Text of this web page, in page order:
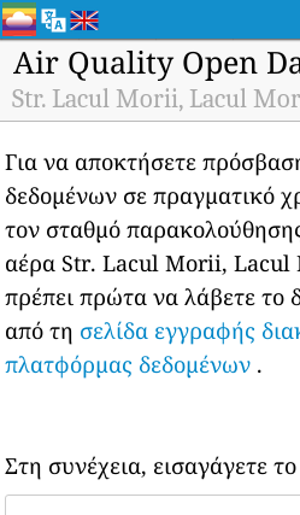
Air Quality Open
Str. Lacul Morii, Lacul
Για να αποκτήσετε
δεδομένων σε πραγματικό
τον σταθμό
αέρα Str. Lacul Morii, Lacul
πρέπει πρώτα να λάβετε το
από τη σελίδα εγγραφής
πλατφόρμας δεδομένων .
Στη συνέχεια, εισαγάγετε